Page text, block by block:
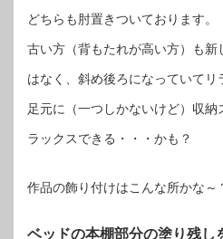
どちらも肘置きついております。
古い方（背もたれが高い方）も
はなく、斜め後ろになっていてリ
足元に（一つしかないけど）収納
ラックスできる・・・かも？
作品の飾り付けはこんな所かな～
ベッドの本棚部分の塗り残し